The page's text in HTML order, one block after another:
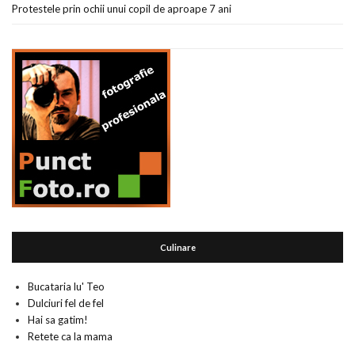
Protestele prin ochii unui copil de aproape 7 ani
Culinare
Bucataria lu' Teo
Dulciuri fel de fel
Hai sa gatim!
Retete ca la mama